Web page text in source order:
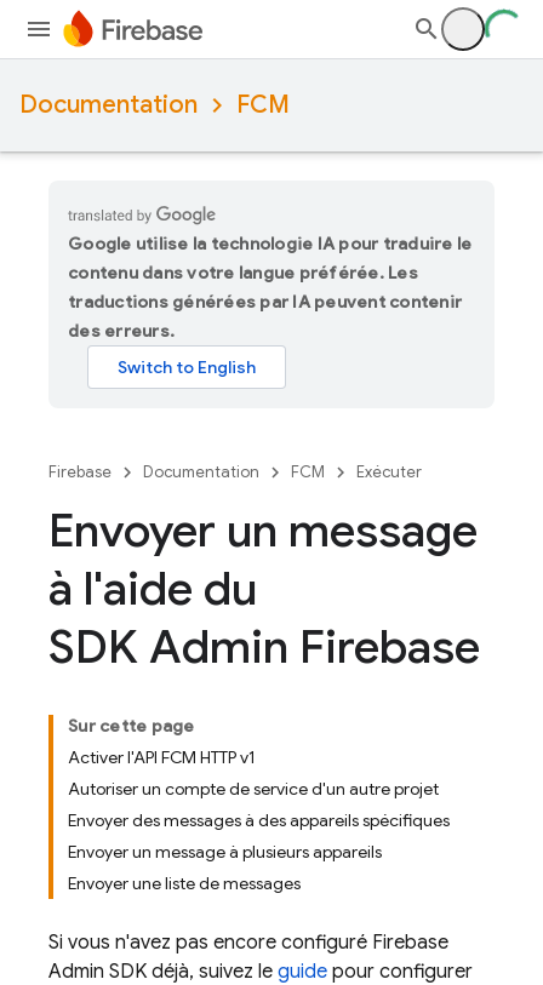
Documentation FCM
Google utilise la technologie IA pour traduire le
contenu dans votre langue préférée. Les
traductions générées par IA peuvent contenir
des erreurs.
Firebase Documentation FCM Exécuter
Envoyer un message
à l'aide du
SDK Admin Firebase
Sur cette page
Activer l'API FCM HTTP v1
Autoriser un compte de service d'un autre projet
Envoyer des messages à des appareils spécifiques
Envoyer un message à plusieurs appareils
Envoyer une liste de messages
Si vous n'avez pas encore configuré Firebase
Admin SDK déjà, suivez le guide pour configurer